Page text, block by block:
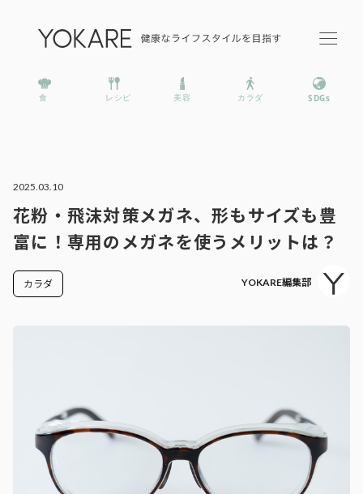
2025.03.10
花粉・飛沫対策メガネ、形もサイズも豊
富に！専用のメガネを使うメリットは？
カラダ YOKARE編集部